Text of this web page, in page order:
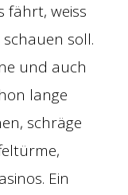
fährt, weiss
soll.
und auch
lange
schräge
Ein